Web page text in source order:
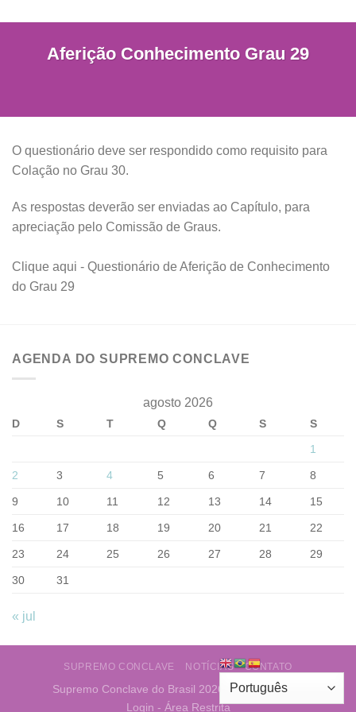
Aferição Conhecimento Grau 29
O questionário deve ser respondido como requisito para
Colação no Grau 30.
As respostas deverão ser enviadas ao Capítulo, para
apreciação pelo Comissão de Graus.
Clique aqui - Questionário de Aferição de Conhecimento
do Grau 29
AGENDA DO SUPREMO CONCLAVE
agosto 2026
D S T Q Q S
S
1
2 3 4 5 6 7 8
9 10 11 12 13 14 15
16 17 18 19 20 21 22
23 24 25 26 27 28 29
30 31
« jul
SUPREMO CONCLAVE NOTÍCIAS CONTATO
Supremo Conclave do Brasil 2026 ©Web Layout
Login - Área Restrita